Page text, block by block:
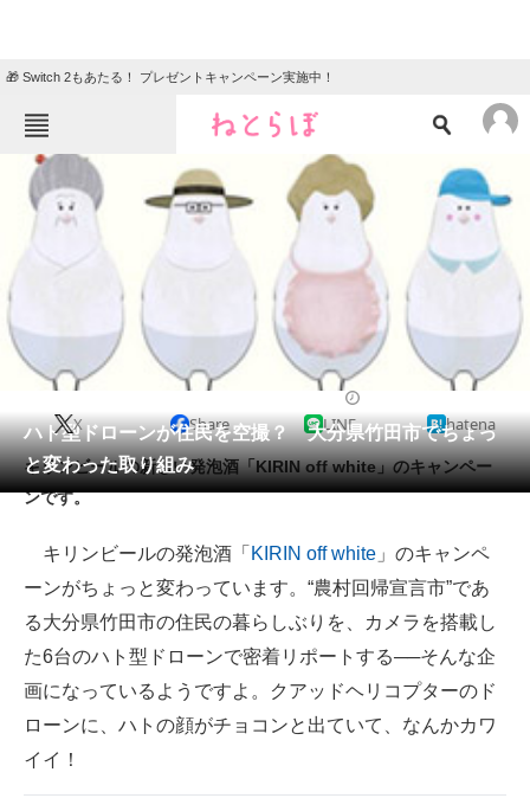
🎁 Switch 2もあたる！ プレゼントキャンペーン実施中！
ねとらぼメニュー
TOP ニュース
クイズ
地域
住まい 教育・育児
動物 リサーチ
会員記事
メディア
ITの今と未来を見通す
スマホと通信の最新トレンド
進化するPCとデバイスの未来
好きが集まる 比べて選べる
ハト型ドローンが住民を空撮？ 大分県竹田市でちょっ
と変わった取り組み
X Share LINE hatena
キリンビールの新しい発泡酒「KIRIN off white」のキャンペー
ンです。
キリンビールの発泡酒「 KIRIN off white 」のキャンペ
ーンがちょっと変わっています。“農村回帰宣言市”であ
る大分県竹田市の住民の暮らしぶりを、カメラを搭載し
た6台のハト型ドローンで密着リポートする──そんな企
画になっているようですよ。クアッドヘリコプターのド
ローンに、ハトの顔がチョコンと出ていて、なんかカワ
イイ！